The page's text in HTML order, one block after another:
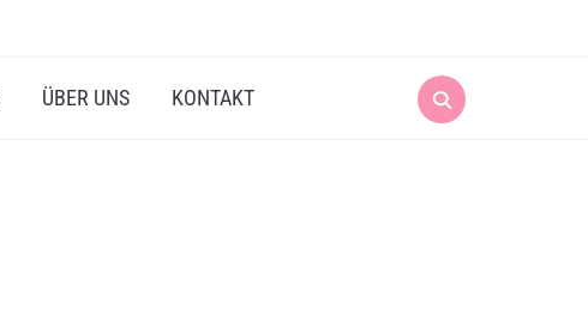
Search
for:
ÜBER UNS KONTAKT